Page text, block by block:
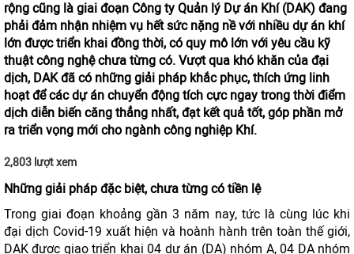
rộng cũng là giai đoạn Công ty Quản lý Dự án Khí (DAK) đang
phải đảm nhận nhiệm vụ hết sức nặng nề với nhiều dự án khí
lớn được triển khai đồng thời, có quy mô lớn với yêu cầu kỹ
thuật công nghệ chưa từng có. Vượt qua khó khăn của đại
dịch, DAK đã có những giải pháp khắc phục, thích ứng linh
hoạt để các dự án chuyển động tích cực ngay trong thời điểm
dịch diễn biến căng thẳng nhất, đạt kết quả tốt, góp phần mở
ra triển vọng mới cho ngành công nghiệp Khí.
2,803 lượt xem
Những giải pháp đặc biệt, chưa từng có tiền lệ
Trong giai đoạn khoảng gần 3 năm nay, tức là cùng lúc khi
đại dịch Covid-19 xuất hiện và hoành hành trên toàn thế giới,
DAK được giao triển khai 04 dự án (DA) nhóm A, 04 DA nhóm